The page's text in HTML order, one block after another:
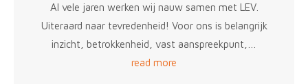
Al vele jaren werken wij nauw samen met LEV.
Uiteraard naar tevredenheid! Voor ons is belangrijk
inzicht, betrokkenheid, vast aanspreekpunt,…
read more